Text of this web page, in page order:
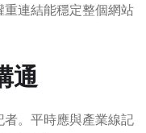
連結能穩定整個網站
通
。平時應與產業線記